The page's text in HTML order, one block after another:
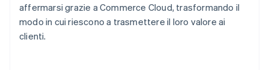
affermarsi grazie a Commerce Cloud, trasformando il
modo in cui riescono a trasmettere il loro valore ai
clienti.